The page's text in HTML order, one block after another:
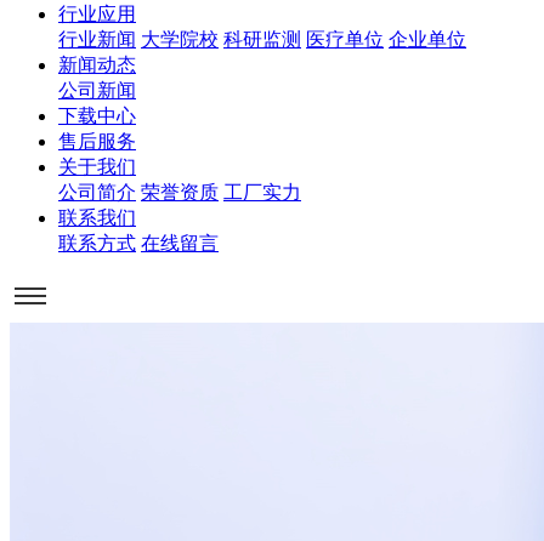
行业应用
行业新闻 大学院校 科研监测 医疗单位 企业单位
新闻动态
公司新闻
下载中心
售后服务
关于我们
公司简介 荣誉资质 工厂实力
联系我们
联系方式 在线留言